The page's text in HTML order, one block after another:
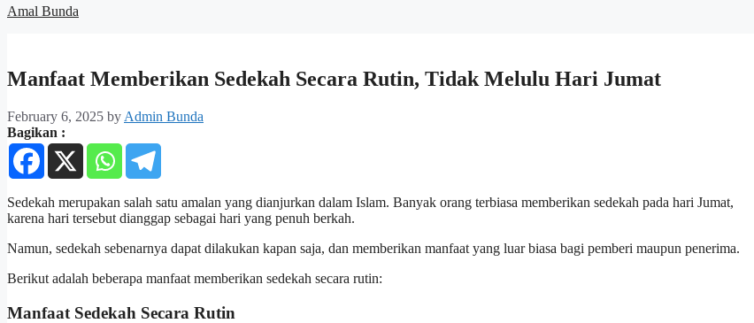
Amal Bunda
Manfaat Memberikan Sedekah Secara Rutin, Tidak Melulu Hari Jumat
February 6, 2025 by Admin Bunda
Bagikan :
Sedekah merupakan salah satu amalan yang dianjurkan dalam Islam. Banyak orang terbiasa memberikan sedekah pada hari Jumat,
karena hari tersebut dianggap sebagai hari yang penuh berkah.
Namun, sedekah sebenarnya dapat dilakukan kapan saja, dan memberikan manfaat yang luar biasa bagi pemberi maupun penerima.
Berikut adalah beberapa manfaat memberikan sedekah secara rutin:
Manfaat Sedekah Secara Rutin